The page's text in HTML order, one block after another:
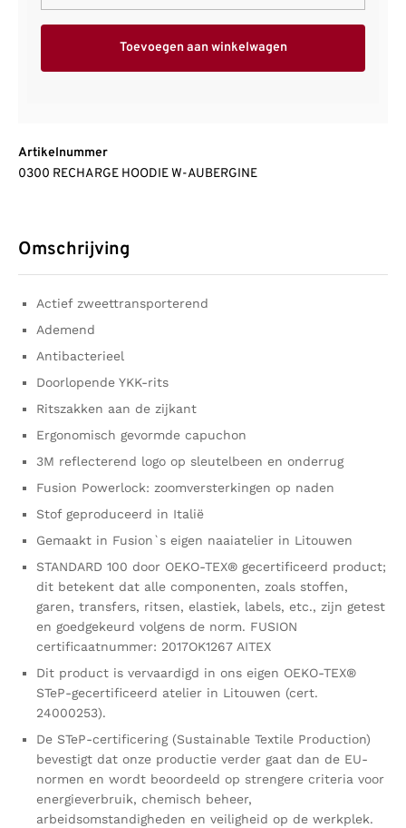
Toevoegen aan winkelwagen
Artikelnummer
0300 RECHARGE HOODIE W-AUBERGINE
Omschrijving
Actief zweettransporterend
Ademend
Antibacterieel
Doorlopende YKK-rits
Ritszakken aan de zijkant
Ergonomisch gevormde capuchon
3M reflecterend logo op sleutelbeen en onderrug
Fusion Powerlock: zoomversterkingen op naden
Stof geproduceerd in Italië
Gemaakt in Fusion`s eigen naaiatelier in Litouwen
STANDARD 100 door OEKO-TEX® gecertificeerd product;
dit betekent dat alle componenten, zoals stoffen,
garen, transfers, ritsen, elastiek, labels, etc., zijn getest
en goedgekeurd volgens de norm. FUSION
certificaatnummer: 2017OK1267 AITEX
Dit product is vervaardigd in ons eigen OEKO-TEX®
STeP-gecertificeerd atelier in Litouwen (cert.
24000253).
De STeP-certificering (Sustainable Textile Production)
bevestigt dat onze productie verder gaat dan de EU-
normen en wordt beoordeeld op strengere criteria voor
energieverbruik, chemisch beheer,
arbeidsomstandigheden en veiligheid op de werkplek.